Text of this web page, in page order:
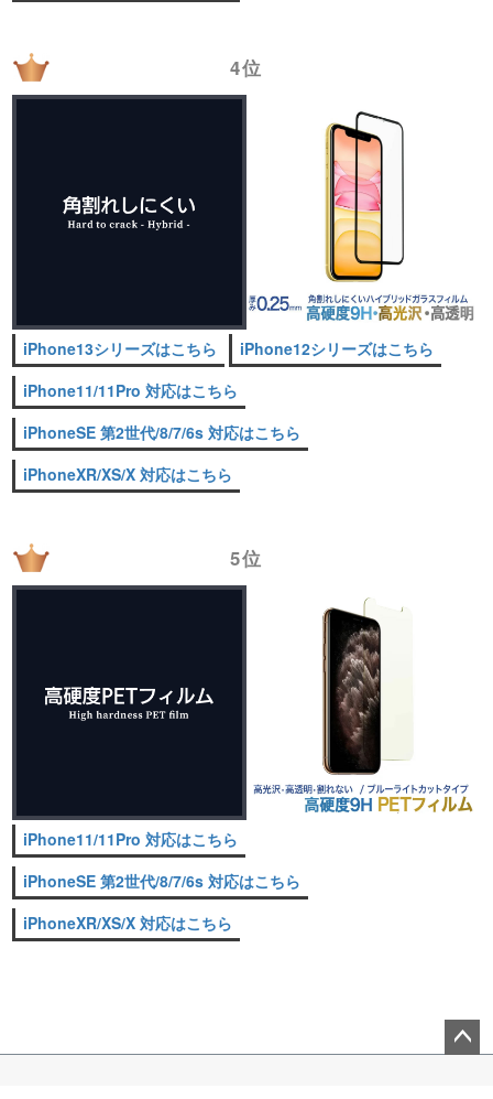
4位
iPhone13シリーズはこちら
iPhone12シリーズはこちら
iPhone11/11Pro 対応はこちら
iPhoneSE 第2世代/8/7/6s 対応はこちら
iPhoneXR/XS/X 対応はこちら
5位
iPhone11/11Pro 対応はこちら
iPhoneSE 第2世代/8/7/6s 対応はこちら
iPhoneXR/XS/X 対応はこちら